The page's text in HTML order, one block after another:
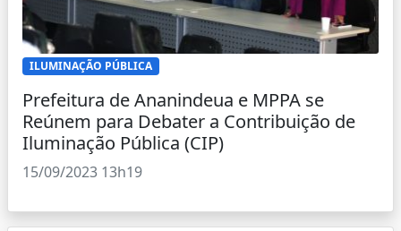
ILUMINAÇÃO PÚBLICA
Prefeitura de Ananindeua e MPPA se
Reúnem para Debater a Contribuição de
Iluminação Pública (CIP)
15/09/2023 13h19